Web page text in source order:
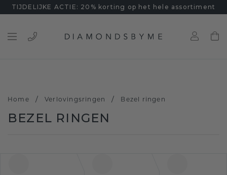
TIJDELIJKE ACTIE: 20% korting op het hele assortiment
Home / Verlovingsringen / Bezel ringen
BEZEL RINGEN